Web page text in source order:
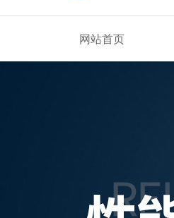
网站首页